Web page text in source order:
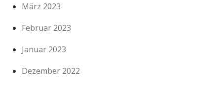
März 2023
Februar 2023
Januar 2023
Dezember 2022